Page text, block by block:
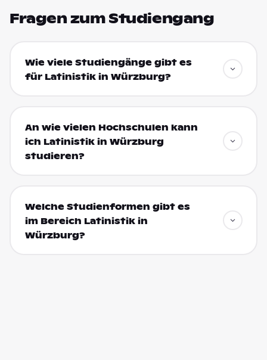
Fragen zum Studiengang
Wie viele Studiengänge gibt es
für Latinistik in Würzburg?
An wie vielen Hochschulen kann
ich Latinistik in Würzburg
studieren?
Welche Studienformen gibt es
im Bereich Latinistik in
Würzburg?